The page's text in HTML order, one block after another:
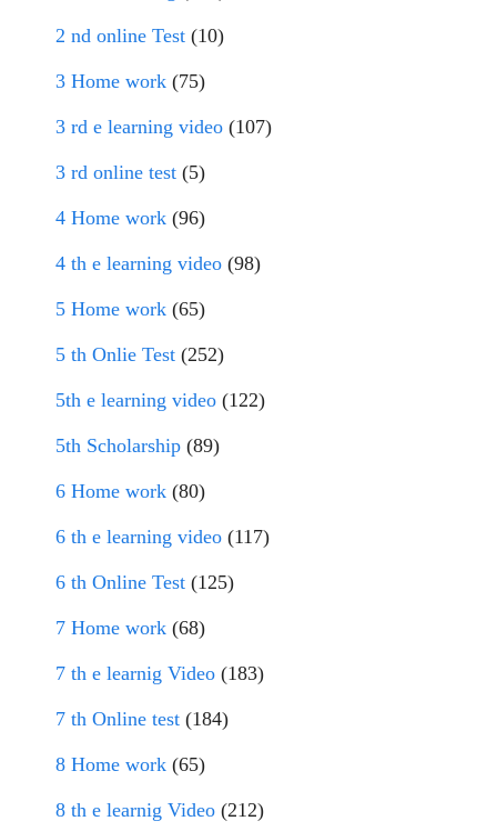
2 nd online Test (10)
3 Home work (75)
3 rd e learning video (107)
3 rd online test (5)
4 Home work (96)
4 th e learning video (98)
5 Home work (65)
5 th Onlie Test (252)
5th e learning video (122)
5th Scholarship (89)
6 Home work (80)
6 th e learning video (117)
6 th Online Test (125)
7 Home work (68)
7 th e learnig Video (183)
7 th Online test (184)
8 Home work (65)
8 th e learnig Video (212)